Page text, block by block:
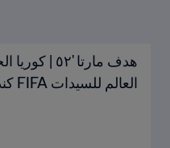
هدف مارتا
العالم للسيدات FIFA كندا ٢٠١٥